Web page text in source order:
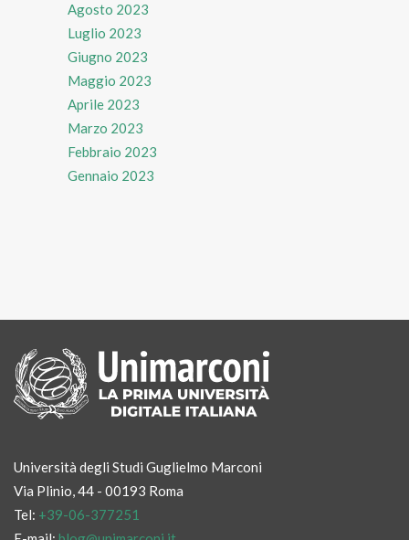
Agosto 2023
Luglio 2023
Giugno 2023
Maggio 2023
Aprile 2023
Marzo 2023
Febbraio 2023
Gennaio 2023
Università degli Studi Guglielmo Marconi
Via Plinio, 44 - 00193 Roma
Tel: +39-06-377251